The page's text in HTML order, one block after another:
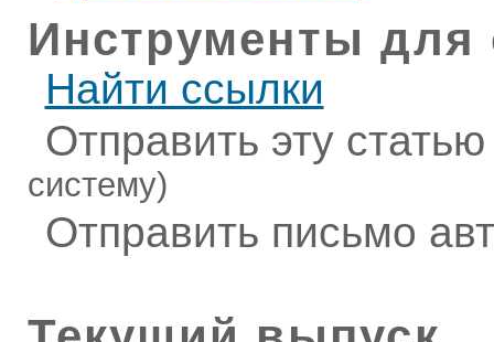
Инструменты для
Найти ссылки
Отправить эту
систему)
Отправить письмо